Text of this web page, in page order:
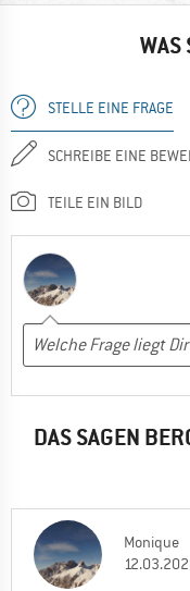
WAS
STELLE EINE FRAGE
SCHREIBE EINE
TEILE EIN BILD
DAS SAGEN
Monique